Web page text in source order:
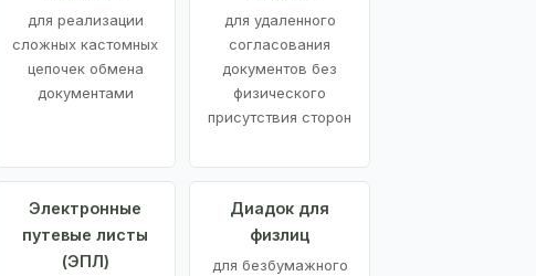
для реализации
сложных кастомных
цепочек обмена
документами
для удаленного
согласования
документов без
физического
присутствия сторон
Электронные
путевые листы
(ЭПЛ)
Диадок для
физлиц
для безбумажного